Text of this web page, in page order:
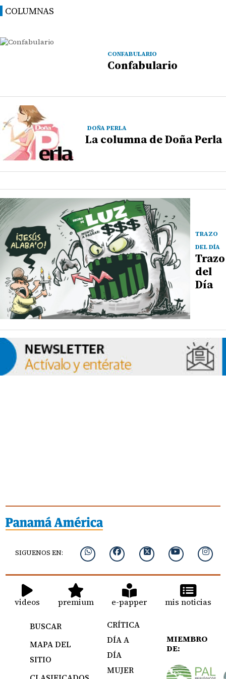
COLUMNAS
CONFABULARIO
Confabulario
DOÑA PERLA
La columna de Doña Perla
TRAZO
DEL DÍA
Trazo
del
Día
SIGUENOS EN:
videos premium e-papper mis noticias
BUSCAR
MAPA DEL
SITIO
CRÍTICA
DÍA A
DÍA
MUJER
MIEMBRO
DE: